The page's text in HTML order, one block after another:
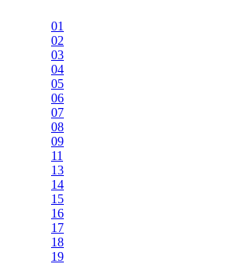
01
02
03
04
05
06
07
08
09
11
13
14
15
16
17
18
19